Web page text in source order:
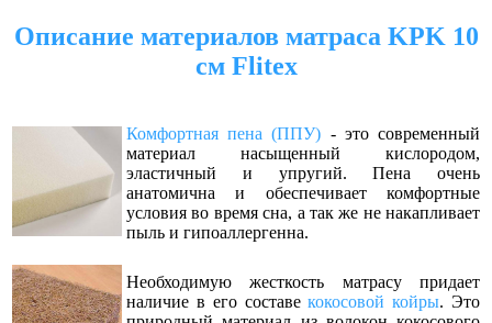
Описание материалов матраса KPK 10
смFlitex
Комфортная пена (ППУ) - это современный
материал насыщенный кислородом,
эластичный и упругий. Пена очень
анатомична и обеспечивает комфортные
условия во время сна, а так же не накапливает
пыль и гипоаллергенна.
Необходимую жесткость матрасу придает
наличие в его составекокосовой койры. Это